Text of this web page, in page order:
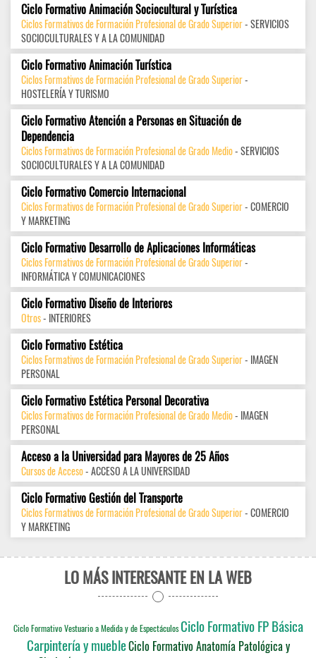
Ciclo Formativo Animación Sociocultural y Turística
Ciclos Formativos de Formación Profesional de Grado Superior- SERVICIOS
SOCIOCULTURALES Y A LA COMUNIDAD
Ciclo Formativo Animación Turística
Ciclos Formativos de Formación Profesional de Grado Superior-
HOSTELERÍA Y TURISMO
Ciclo Formativo Atención a Personas en Situación de
Dependencia
Ciclos Formativos de Formación Profesional de Grado Medio- SERVICIOS
SOCIOCULTURALES Y A LA COMUNIDAD
Ciclo Formativo Comercio Internacional
Ciclos Formativos de Formación Profesional de Grado Superior- COMERCIO
Y MARKETING
Ciclo Formativo Desarrollo de Aplicaciones Informáticas
Ciclos Formativos de Formación Profesional de Grado Superior-
INFORMÁTICA Y COMUNICACIONES
Ciclo Formativo Diseño de Interiores
Otros- INTERIORES
Ciclo Formativo Estética
Ciclos Formativos de Formación Profesional de Grado Superior- IMAGEN
PERSONAL
Ciclo Formativo Estética Personal Decorativa
Ciclos Formativos de Formación Profesional de Grado Medio- IMAGEN
PERSONAL
Acceso a la Universidad para Mayores de 25 Años
Cursos de Acceso- ACCESO A LA UNIVERSIDAD
Ciclo Formativo Gestión del Transporte
Ciclos Formativos de Formación Profesional de Grado Superior- COMERCIO
Y MARKETING
LO MÁS INTERESANTE EN LA WEB
Ciclo Formativo Vestuario a Medida y de Espectáculos Ciclo Formativo FP Básica
Carpintería y muebleCiclo Formativo Anatomía Patológica y